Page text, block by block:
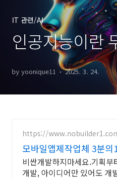
IT 관련/AI
인공지능이란
by yoonique11 2025. 3. 24.
https://
모바일앱제작업체 3분의
비싼개발하지마세요.기획
개발, 아이디어만 있어도 개